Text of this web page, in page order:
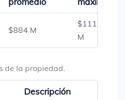
$884 M
$1113
M
de la propiedad.
Descripción